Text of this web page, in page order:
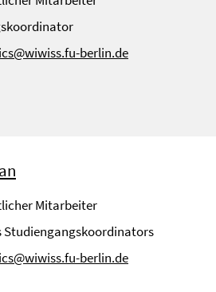
berlin.de
Mitarbeiter
Studiengangskoordinators
berlin.de